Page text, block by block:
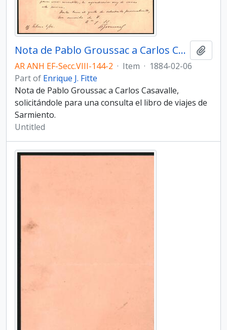
Nota de Pablo Groussac a Carlos Casavalle
AR ANH EF-Secc.VIII-144-2 · Item · 1884-02-06
Part of Enrique J. Fitte
Nota de Pablo Groussac a Carlos Casavalle,
solicitándole para una consulta el libro de viajes de
Sar­miento.
Untitled